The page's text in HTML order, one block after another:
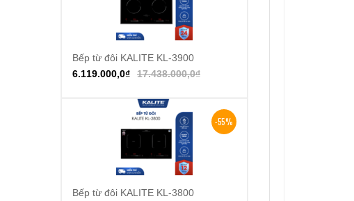
Thêm vào giỏ hàng
Bếp từ đôi KALITE KL-3900
17.438.000,0₫
6.119.000,0₫
-55%
Thêm vào giỏ hàng
Bếp từ đôi KALITE KL-3800